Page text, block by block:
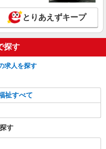
とりあえずキープ
探す
求人を探す
祉すべて
す